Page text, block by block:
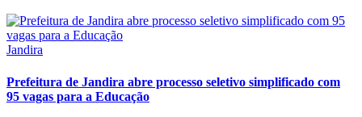
Jandira
Prefeitura de Jandira abre processo seletivo simplificado com
95 vagas para a Educação